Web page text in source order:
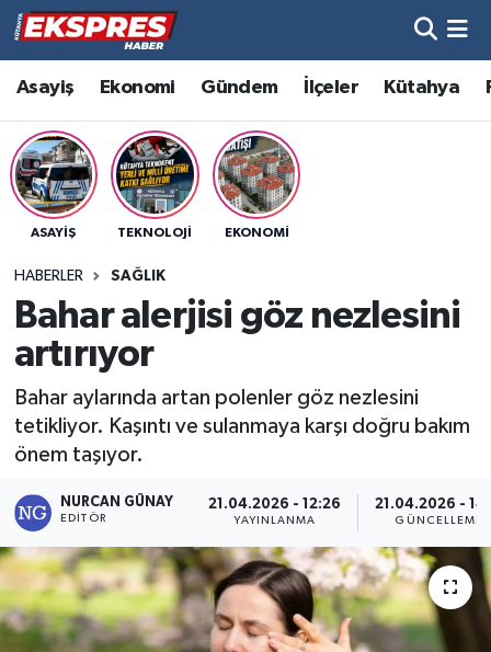
Asayiş Ekonomi Gündem İlçeler Kütahya
ASAYIŞ TEKNOLOJI EKONOMI
HABERLER SAĞLIK
Bahar alerjisi göz nezlesini
artırıyor
Bahar aylarında artan polenler göz nezlesini
tetikliyor. Kaşıntı ve sulanmaya karşı doğru bakım
önem taşıyor.
NURCAN GÜNAY
EDITÖR
21.04.2026 - 12:26
YAYINLANMA
21.04.2026 -
GÜNCELLEME
Altıntaş
Asayiş
Aslanapa
Bölge
Çavdarhisar
Domaniç
Eğitim
Ekonomi
Hava Durumu
Trafik Durumu
Süper Lig Puan Durumu ve Fikstür
Son Dakika Haberleri
Haber Arşivi